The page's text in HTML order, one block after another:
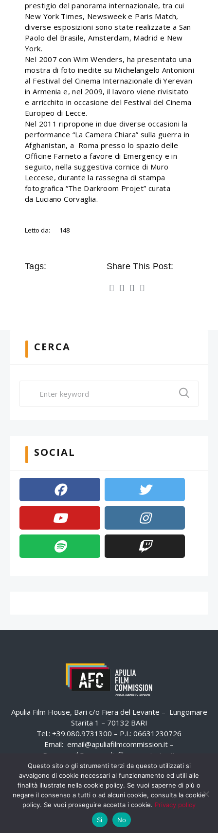
prestigio del panorama internazionale, tra cui
New York Times, Newsweek e Paris Match,
diverse esposizioni sono state realizzate a San
Paolo del Brasile, Amsterdam, Madrid e New
York.
Nel 2007 con Wim Wenders, ha presentato una
mostra di foto inedite su Michelangelo Antonioni
al Festival del Cinema Internazionale di Yerevan
in Armenia e, nel 2009, il lavoro viene rivisitato
e arricchito in occasione del Festival del Cinema
Europeo di Lecce.
Nel 2011 ripropone in due diverse occasioni la
performance “La Camera Chiara” sulla guerra in
Afghanistan, a Roma presso lo spazio delle
Officine Farneto a favore di Emergency e in
seguito, nella suggestiva cornice di Muro
Leccese, durante la rassegna di stampa
fotografica “The Darkroom Projet” curata
da Luciano Corvaglia.
Letto da: 148
Tags: Share This Post:
CERCA
SOCIAL
Apulia Film House, Bari c/o Fiera del Levante – Lungomare
Starita 1 – 70132 BARI
Tel.: +39.080.9731300 – P.I.: 06631230726
Email: email@apuliafilmcommission.it –
Pec:
email@pec.apuliafilmcommission.it
Questo sito o gli strumenti terzi da questo utilizzati si
avvalgono di cookie necessari al funzionamento ed utili alle
finalità illustrate nella cookie policy. Se vuoi saperne di più o
negare il consenso a tutti o ad alcuni cookie, consulta la cookie
policy. Se vuoi proseguire accetta i cookie. Privacy policy
Si
No